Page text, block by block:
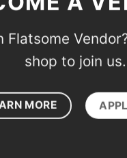
Flatsome
shop to join us.
MORE